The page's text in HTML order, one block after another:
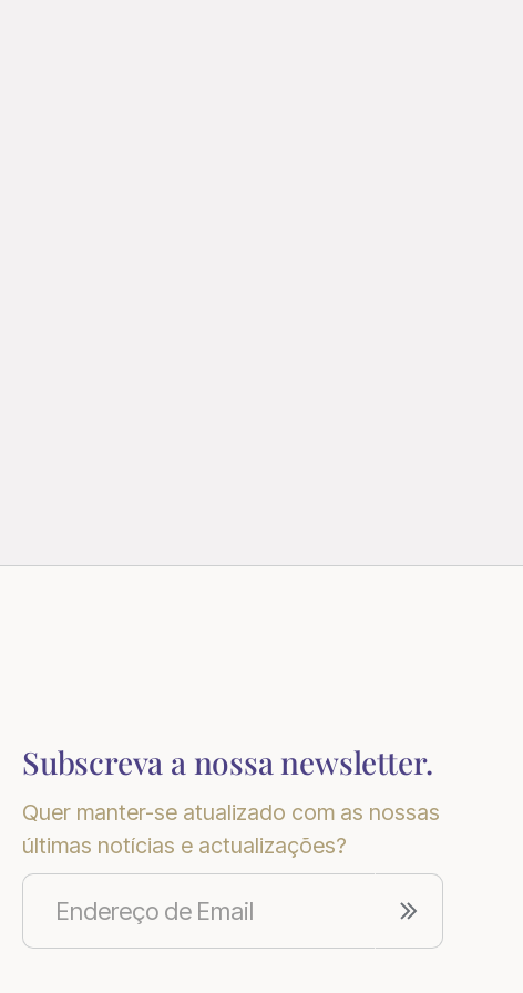
Subscreva a nossa newsletter.
Quer manter-se atualizado com as nossas
últimas notícias e actualizações?